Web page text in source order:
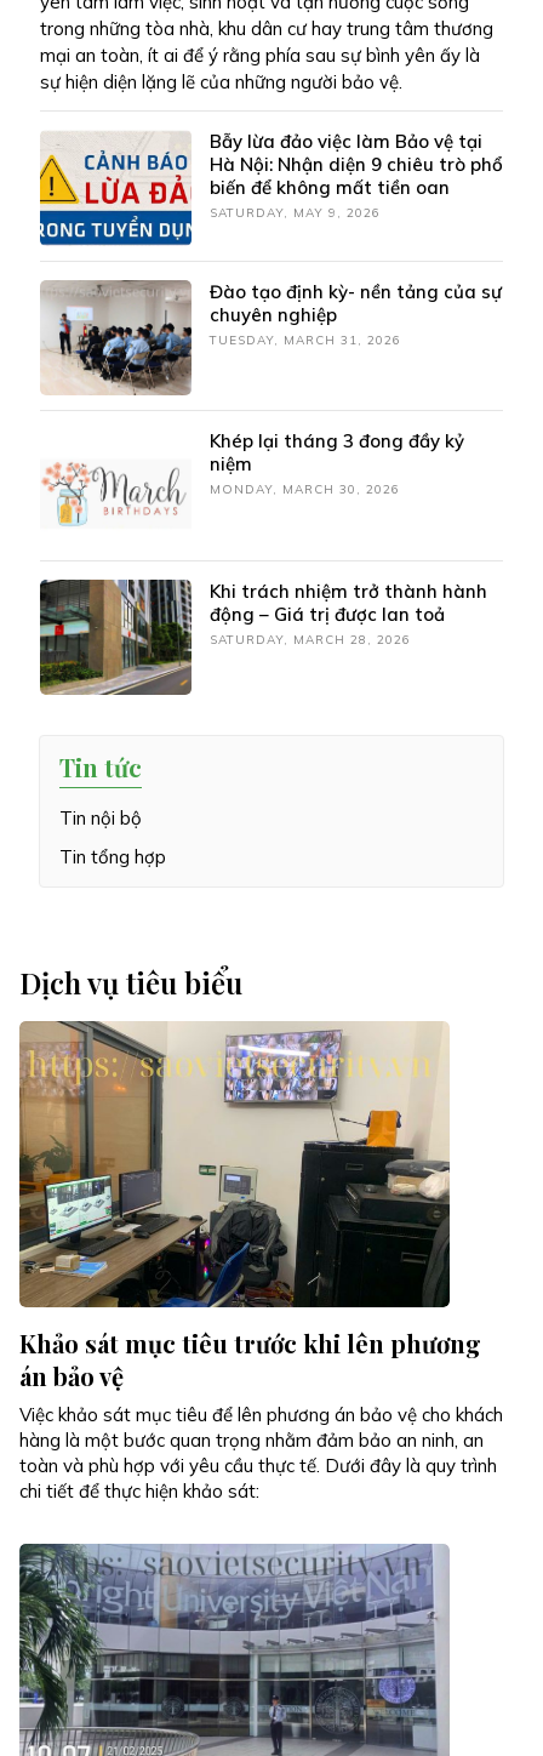
trong những tòa nhà, khu dân cư hay trung tâm thương
mại an toàn, ít ai để ý rằng phía sau sự bình yên ấy là
sự hiện diện lặng lẽ của những người bảo vệ.
Bẫy lừa đảo việc làm Bảo vệ tại
Hà Nội: Nhận diện 9 chiêu trò phổ
biến để không mất tiền oan
SATURDAY, MAY 9, 2026
Đào tạo định kỳ- nền tảng của sự
chuyên nghiệp
TUESDAY, MARCH 31, 2026
Khép lại tháng 3 đong đầy kỷ
niệm
MONDAY, MARCH 30, 2026
Khi trách nhiệm trở thành hành
động – Giá trị được lan toả
SATURDAY, MARCH 28, 2026
Tin tức
Tin nội bộ
Tin tổng hợp
Dịch vụ tiêu biểu
Khảo sát mục tiêu trước khi lên phương
án bảo vệ
Việc khảo sát mục tiêu để lên phương án bảo vệ cho khách
hàng là một bước quan trọng nhằm đảm bảo an ninh, an
toàn và phù hợp với yêu cầu thực tế. Dưới đây là quy trình
chi tiết để thực hiện khảo sát: